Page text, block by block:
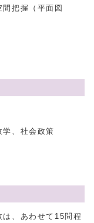
把握（平面図
、社会政策
、あわせて15問程